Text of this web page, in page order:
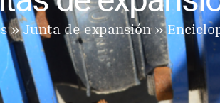
Junta de expansión